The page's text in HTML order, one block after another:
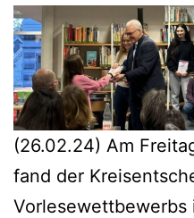
(26.02.24) Am
fand der
Vorlesewettbewerbs